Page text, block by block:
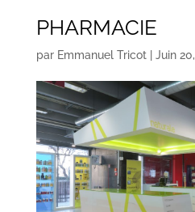
PHARMACIE
par Emmanuel Tricot| Juin